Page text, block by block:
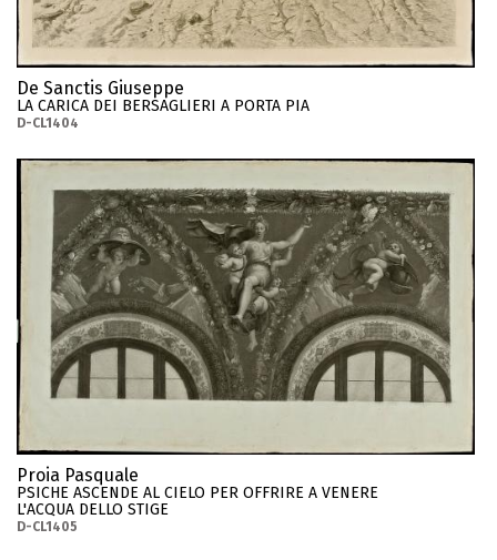
De Sanctis Giuseppe
LA CARICA DEI BERSAGLIERI A PORTA PIA
D-CL1404
Proia Pasquale
PSICHE ASCENDE AL CIELO PER OFFRIRE A VENERE
L'ACQUA DELLO STIGE
D-CL1405